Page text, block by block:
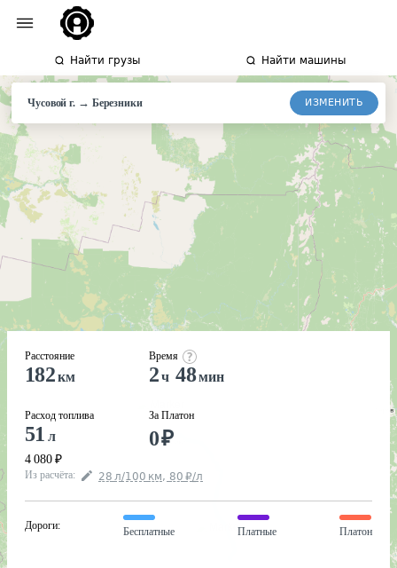
Найти грузы Найти машины
Чусовой г. → Березники ИЗМЕНИТЬ
Расстояние
182км
Расход топлива
51 л
4 080 ₽
Время
2 ч 48мин
За Платон
0₽
Из расчёта: 28 л/100 км, 80 ₽/л
Дороги:
Бесплатные Платные Платон